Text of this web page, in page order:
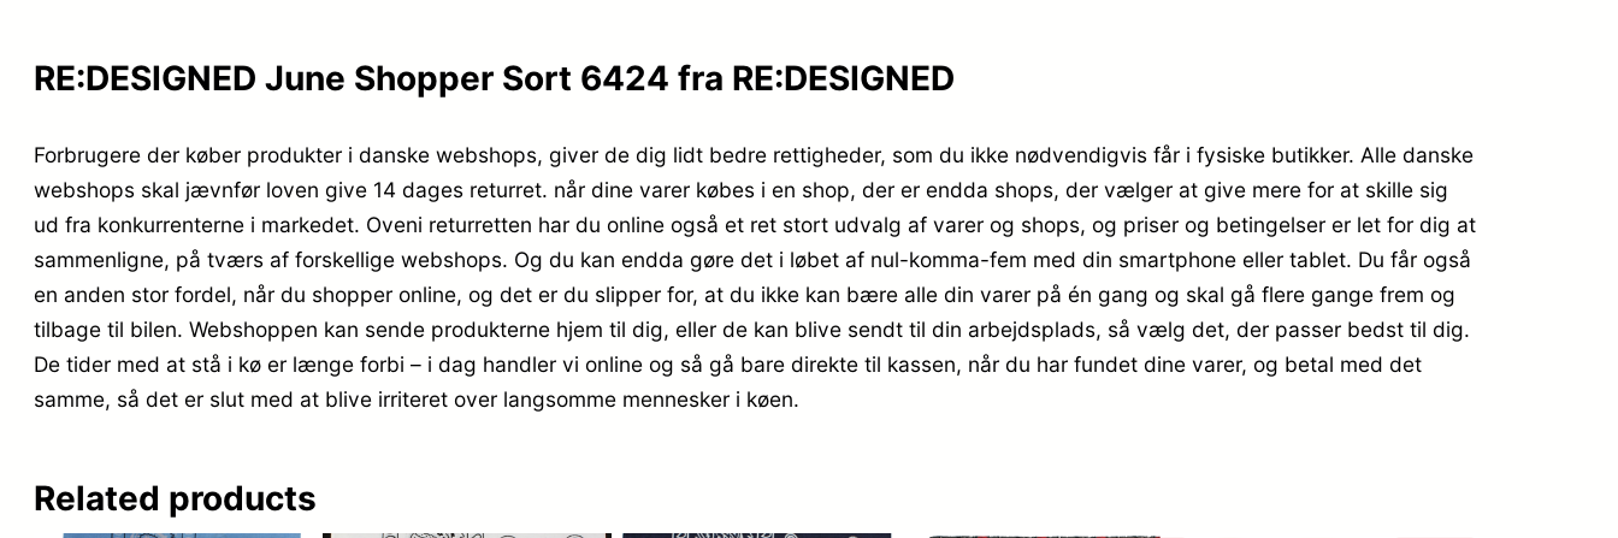
RE:DESIGNED June Shopper Sort 6424 fra RE:DESIGNED
Forbrugere der køber produkter i danske webshops, giver de dig lidt bedre rettigheder, som du ikke nødvendigvis får i fysiske butikker. Alle danske
webshops skal jævnfør loven give 14 dages returret. når dine varer købes i en shop, der er endda shops, der vælger at give mere for at skille sig
ud fra konkurrenterne i markedet. Oveni returretten har du online også et ret stort udvalg af varer og shops, og priser og betingelser er let for dig at
sammenligne, på tværs af forskellige webshops. Og du kan endda gøre det i løbet af nul-komma-fem med din smartphone eller tablet. Du får også
en anden stor fordel, når du shopper online, og det er du slipper for, at du ikke kan bære alle din varer på én gang og skal gå flere gange frem og
tilbage til bilen. Webshoppen kan sende produkterne hjem til dig, eller de kan blive sendt til din arbejdsplads, så vælg det, der passer bedst til dig.
De tider med at stå i kø er længe forbi – i dag handler vi online og så gå bare direkte til kassen, når du har fundet dine varer, og betal med det
samme, så det er slut med at blive irriteret over langsomme mennesker i køen.
Related products